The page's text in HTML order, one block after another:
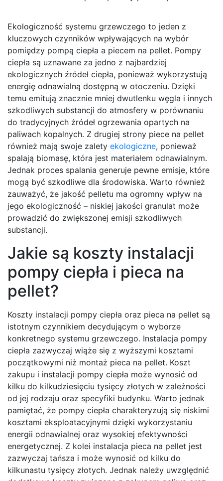
Ekologiczność systemu grzewczego to jeden z
kluczowych czynników wpływających na wybór
pomiędzy pompą ciepła a piecem na pellet. Pompy
ciepła są uznawane za jedno z najbardziej
ekologicznych źródeł ciepła, ponieważ wykorzystują
energię odnawialną dostępną w otoczeniu. Dzięki
temu emitują znacznie mniej dwutlenku węgla i innych
szkodliwych substancji do atmosfery w porównaniu
do tradycyjnych źródeł ogrzewania opartych na
paliwach kopalnych. Z drugiej strony piece na pellet
również mają swoje zalety ekologiczne, ponieważ
spalają biomasę, która jest materiałem odnawialnym.
Jednak proces spalania generuje pewne emisje, które
mogą być szkodliwe dla środowiska. Warto również
zauważyć, że jakość pelletu ma ogromny wpływ na
jego ekologiczność – niskiej jakości granulat może
prowadzić do zwiększonej emisji szkodliwych
substancji.
Jakie są koszty instalacji
pompy ciepła i pieca na
pellet?
Koszty instalacji pompy ciepła oraz pieca na pellet są
istotnym czynnikiem decydującym o wyborze
konkretnego systemu grzewczego. Instalacja pompy
ciepła zazwyczaj wiąże się z wyższymi kosztami
początkowymi niż montaż pieca na pellet. Koszt
zakupu i instalacji pompy ciepła może wynosić od
kilku do kilkudziesięciu tysięcy złotych w zależności
od jej rodzaju oraz specyfiki budynku. Warto jednak
pamiętać, że pompy ciepła charakteryzują się niskimi
kosztami eksploatacyjnymi dzięki wykorzystaniu
energii odnawialnej oraz wysokiej efektywności
energetycznej. Z kolei instalacja pieca na pellet jest
zazwyczaj tańsza i może wynosić od kilku do
kilkunastu tysięcy złotych. Jednak należy uwzględnić